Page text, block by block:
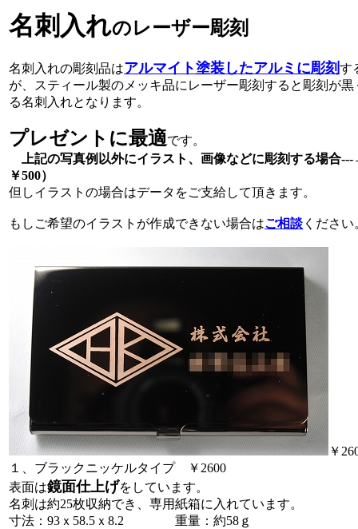
名刺入れのレーザー彫刻
名刺入れの彫刻品はアルマイト塗装したアルミに彫刻す
が、スティール製のメッキ品にレーザー彫刻すると彫刻が
る名刺入れとなります。
プレゼントに最適です。
上記の写真例以外にイラスト、画像などに彫刻する場合
￥500）
但しイラストの場合はデータをご支給して頂きます。
もしご希望のイラストが作成できない場合はご相談 ください
￥
１、ブラックニッケルタイプ ￥2600
表面は鏡面仕上げをしています。
名刺は約25枚収納でき、専用紙箱に入れています。
寸法：93ｘ58.5ｘ8.2 重量：約58ｇ